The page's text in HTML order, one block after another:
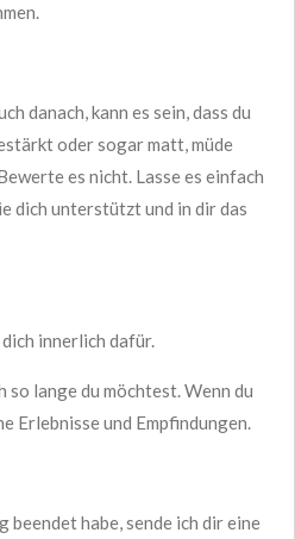
danach, kann es sein, dass du
oder sogar matt, müde
es nicht. Lasse es einfach
dich unterstützt und in dir das
dich innerlich dafür.
so lange du möchtest. Wenn du
Erlebnisse und Empfindungen.
beendet habe, sende ich dir eine